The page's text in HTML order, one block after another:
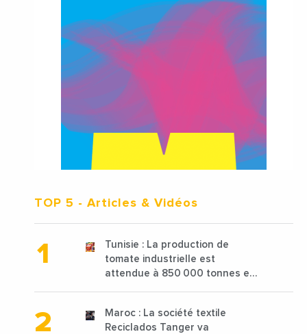
TOP 5 - Articles & Vidéos
Tunisie : La production de
tomate industrielle est
attendue à 850 000 tonnes en
Maroc : La société textile
Reciclados Tanger va